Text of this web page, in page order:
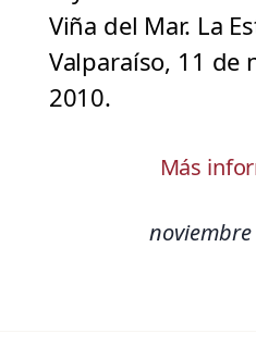
Viña del Mar. La
Valparaíso, 11 de
2010.
Más